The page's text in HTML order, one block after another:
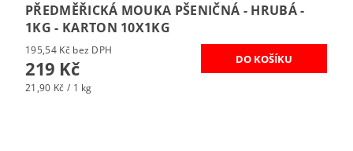
PŘEDMĚŘICKÁ MOUKA PŠENIČNÁ - HRUBÁ -
1KG - KARTON 10X1KG
195,54 Kč bez DPH
219 Kč
21,90 Kč / 1 kg